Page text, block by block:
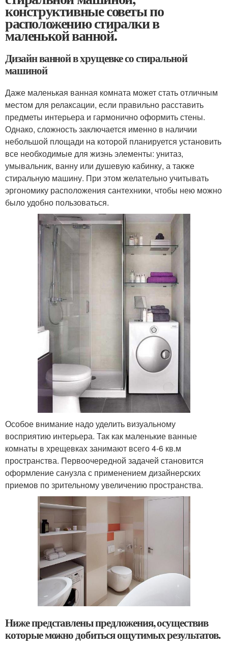
конструктивные советы по
расположению стиралки в
маленькой ванной.
Дизайн ванной в хрущевке со стиральной
машиной
Даже маленькая ванная комната может стать отличным
местом для релаксации, если правильно расставить
предметы интерьера и гармонично оформить стены.
Однако, сложность заключается именно в наличии
небольшой площади на которой планируется установить
все необходимые для жизнь элементы: унитаз,
умывальник, ванну или душевую кабинку, а также
стиральную машину. При этом желательно учитывать
эргономику расположения сантехники, чтобы нею можно
было удобно пользоваться.
Особое внимание надо уделить визуальному
восприятию интерьера. Так как маленькие ванные
комнаты в хрещевках занимают всего 4-6 кв.м
пространства. Первоочередной задачей становится
оформление санузла с применением дизайнерских
приемов по зрительному увеличению пространства.
Ниже представлены предложения, осуществив
которые можно добиться ощутимых результатов.